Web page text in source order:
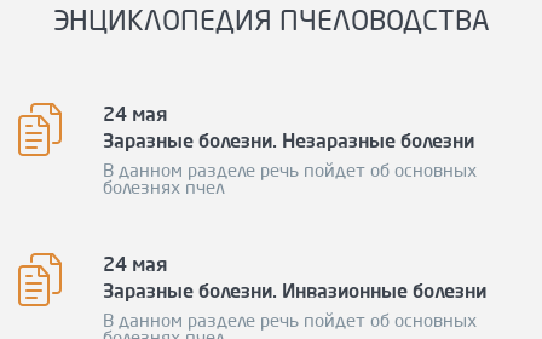
ЭНЦИКЛОПЕДИЯ ПЧЕЛОВОДСТВА
24 мая
Заразные болезни. Незаразные болезни
В данном разделе речь пойдет об основных
болезнях пчел
24 мая
Заразные болезни. Инвазионные болезни
В данном разделе речь пойдет об основных